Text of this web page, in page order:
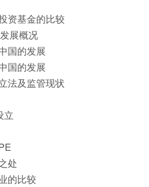
资基金的比较
展概况
国的发展
国的发展
法及监管现状
立
处
的比较